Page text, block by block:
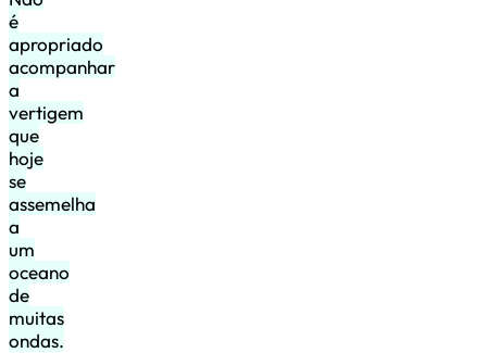
é
apropriado
acompanhar
a
vertigem
que
hoje
se
assemelha
a
um
oceano
de
muitas
ondas.